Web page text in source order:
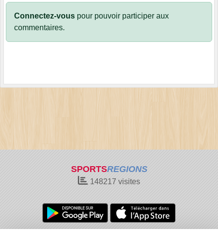
Connectez-vous pour pouvoir participer aux
commentaires.
SPORTSREGIONS
148217 visites